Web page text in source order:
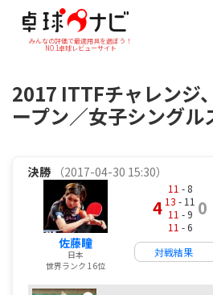
みんなの評価で最適用具を選ぼう！
NO.1卓球レビューサイト
2017 ITTFチャレンジ
ープン／女子シングル
決勝 （2017-04-30 15:30）
佐藤瞳
日本
世界ランク 16位
4
11 - 8
13 - 11
11 - 9
11 - 6
0
対戦結果